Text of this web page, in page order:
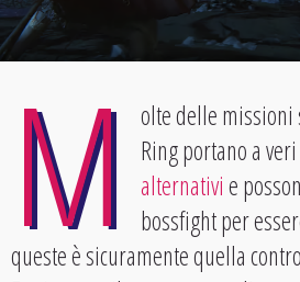
M
olte delle missioni
Ring portano a
alternativie
bossfight per
queste è sicuramente quella